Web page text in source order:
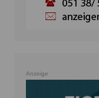
Anzeige